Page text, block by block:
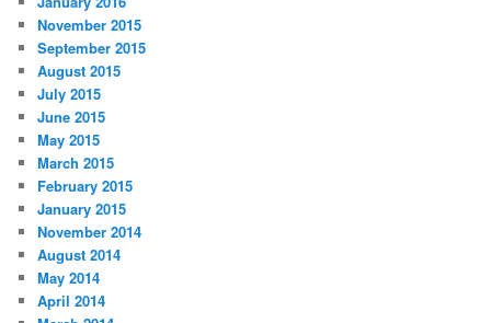
November 2015
September 2015
August 2015
July 2015
June 2015
May 2015
March 2015
February 2015
January 2015
November 2014
August 2014
May 2014
April 2014